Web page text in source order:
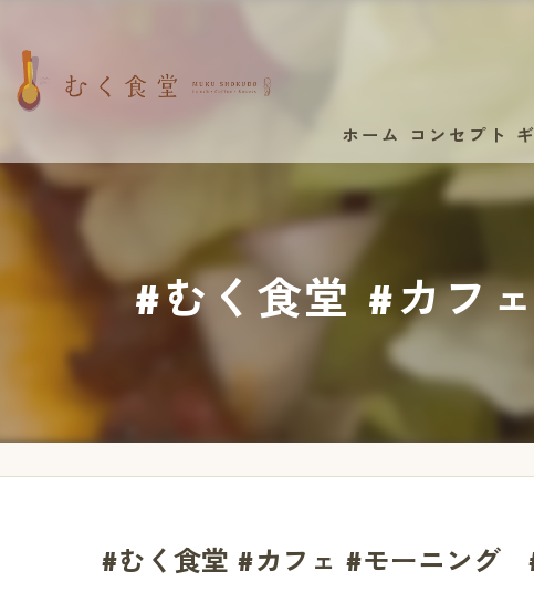
ホーム コンセプト
#むく食堂 #カフ
#むく食堂 #カフェ #モーニング